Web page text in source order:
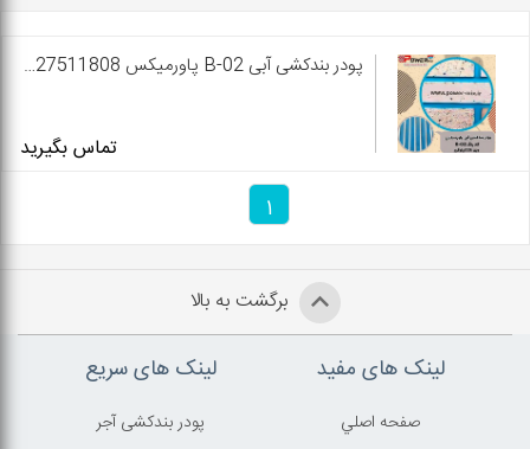
پودر بندکشی آبی B-02 پاورمیکس 09127511808
تماس بگیرید
1
برگشت به بالا
لینک های مفید
صفحه اصلي
لینک های سریع
پودر بندکشی آجر